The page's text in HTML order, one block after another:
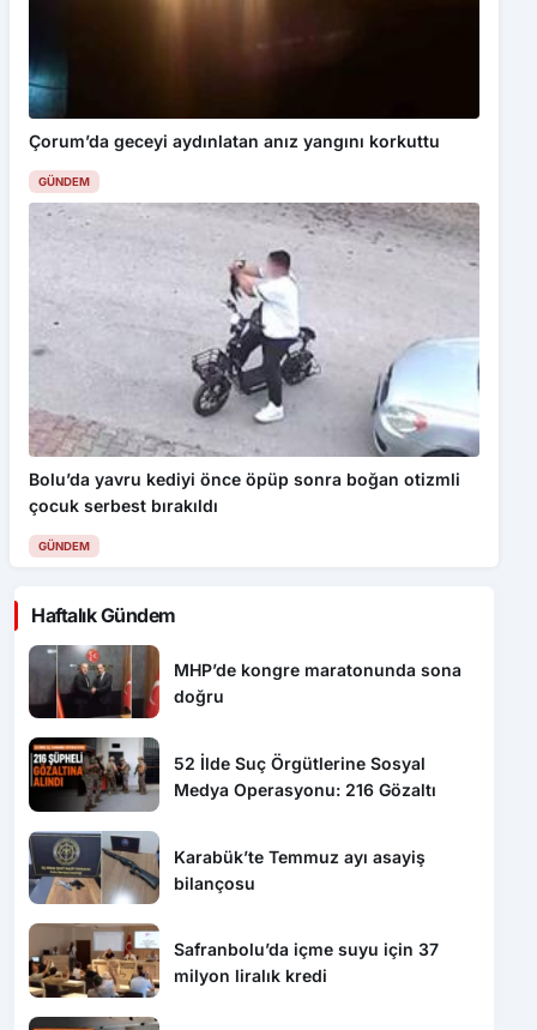
Çorum’da geceyi aydınlatan anız yangını korkuttu
GÜNDEM
Bolu’da yavru kediyi önce öpüp sonra boğan otizmli
çocuk serbest bırakıldı
GÜNDEM
Haftalık Gündem
MHP’de kongre maratonunda sona
doğru
52 İlde Suç Örgütlerine Sosyal
Medya Operasyonu: 216 Gözaltı
Karabük’te Temmuz ayı asayiş
bilançosu
Safranbolu’da içme suyu için 37
milyon liralık kredi